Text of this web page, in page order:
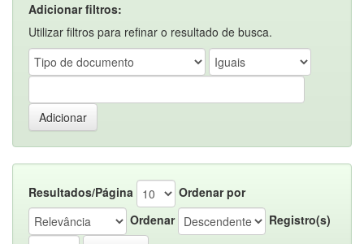
Adicionar filtros:
Utilizar filtros para refinar o resultado de busca.
Resultados/Página
Ordenar por
Ordenar
Registro(s)